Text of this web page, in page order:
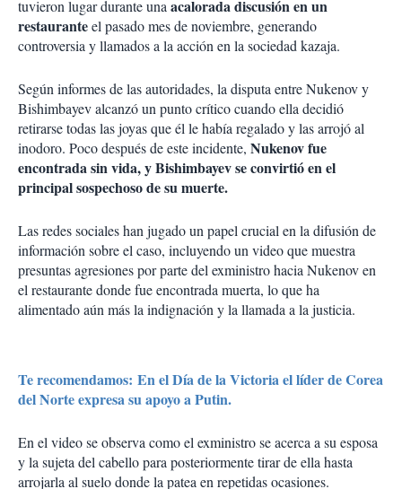
tuvieron lugar durante unaacalorada discusión en un
restauranteel pasado mes de noviembre, generando
controversia y llamados a la acción en la sociedad kazaja.
Según informes de las autoridades, la disputa entre Nukenov y
Bishimbayev alcanzó un punto crítico cuando ella decidió
retirarse todas las joyas que él le había regalado y las arrojó al
inodoro. Poco después de este incidente, Nukenov fue
encontrada sin vida, y Bishimbayev se convirtió en el
principal sospechoso de su muerte.
Las redes sociales han jugado un papel crucial en la difusión de
información sobre el caso, incluyendo un video que muestra
presuntas agresiones por parte del exministro hacia Nukenov en
el restaurante donde fue encontrada muerta, lo que ha
alimentado aún más la indignación y la llamada a la justicia.
Te recomendamos: En el Día de la Victoria el líder de Corea
del Norte expresa su apoyo a Putin.
En el video se observa como el exministro se acerca a su esposa
y la sujeta del cabello para posteriormente tirar de ella hasta
arrojarla al suelo donde la patea en repetidas ocasiones.